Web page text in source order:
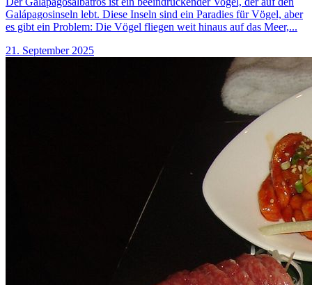
Galápagosinseln lebt. Diese Inseln sind ein Paradies für Vögel, aber
es gibt ein Problem: Die Vögel fliegen weit hinaus auf das Meer,...
21. September 2025